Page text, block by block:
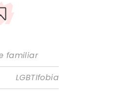
familiar
LGBTIfobia